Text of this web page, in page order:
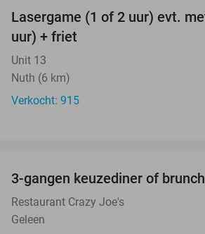
Lasergame (1 of 2 uur) evt.
uur) + friet
Unit 13
Nuth (6 km)
Verkocht: 915
3-gangen keuzediner of brunch
Restaurant Crazy Joe's
Geleen